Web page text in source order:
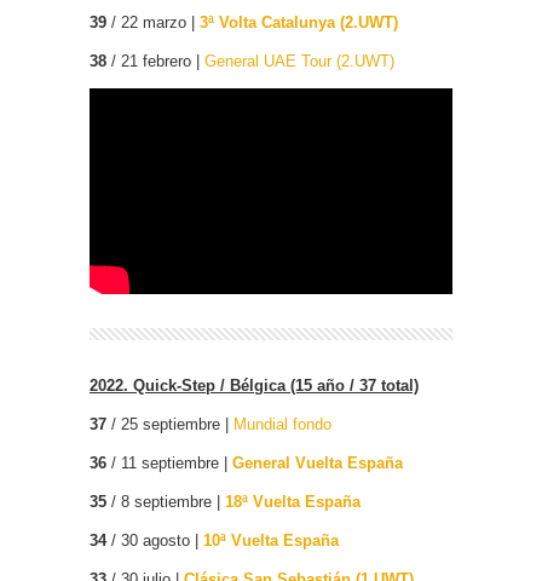
39 / 22 marzo | 3ª Volta Catalunya (2.UWT)
38 / 21 febrero | General UAE Tour (2.UWT)
2022. Quick-Step / Bélgica (15 año / 37 total)
37 / 25 septiembre | Mundial fondo
36 / 11 septiembre | General Vuelta España
35 / 8 septiembre | 18ª Vuelta España
34/ 30 agosto | 10ª Vuelta España